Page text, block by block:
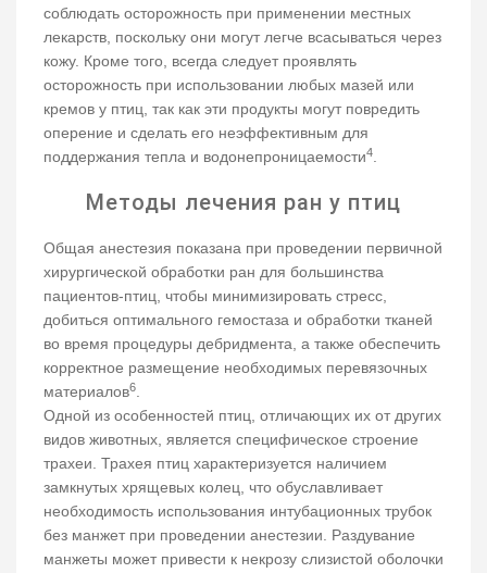
соблюдать осторожность при применении местных
лекарств, поскольку они могут легче всасываться через
кожу. Кроме того, всегда следует проявлять
осторожность при использовании любых мазей или
кремов у птиц, так как эти продукты могут повредить
оперение и сделать его неэффективным для
поддержания тепла и водонепроницаемости4
Методы лечения ран у птиц
Общая анестезия показана при проведении первичной
хирургической обработки ран для большинства
пациентов-птиц, чтобы минимизировать стресс,
добиться оптимального гемостаза и обработки тканей
во время процедуры дебридмента, а также обеспечить
корректное размещение необходимых перевязочных
материалов6
Одной из особенностей птиц, отличающих их от других
видов животных, является специфическое строение
трахеи. Трахея птиц характеризуется наличием
замкнутых хрящевых колец, что обуславливает
необходимость использования интубационных трубок
без манжет при проведении анестезии. Раздувание
манжеты может привести к некрозу слизистой оболочки